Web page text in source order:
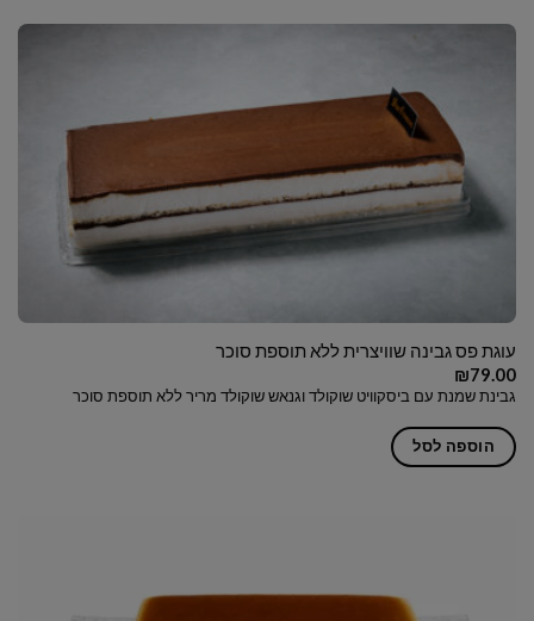
עוגת פס גבינה שוויצרית ללא תוספת סוכר
₪79.00
גבינת שמנת עם ביסקוויט שוקולד וגנאש שוקולד מריר ללא תוספת סוכר
הוספה לסל